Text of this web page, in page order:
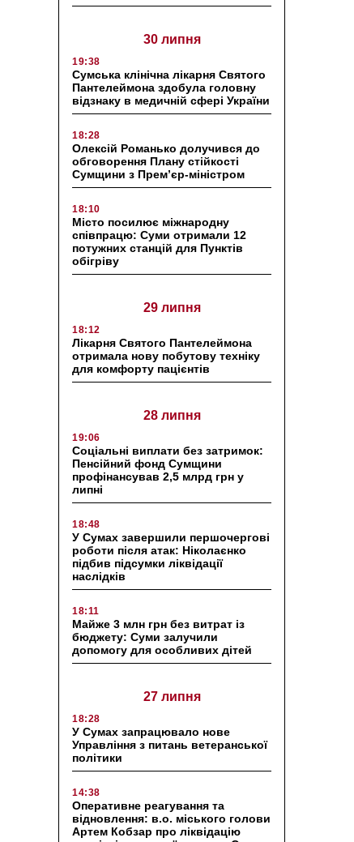
30 липня
19:38
Сумська клінічна лікарня Святого
Пантелеймона здобула головну
відзнаку в медичній сфері України
18:28
Олексій Романько долучився до
обговорення Плану стійкості
Сумщини з Прем’єр-міністром
18:10
Місто посилює міжнародну
співпрацю: Суми отримали 12
потужних станцій для Пунктів
обігріву
29 липня
18:12
Лікарня Святого Пантелеймона
отримала нову побутову техніку
для комфорту пацієнтів
28 липня
19:06
Соціальні виплати без затримок:
Пенсійний фонд Сумщини
профінансував 2,5 млрд грн у
липні
18:48
У Сумах завершили першочергові
роботи після атак: Ніколаєнко
підбив підсумки ліквідації
наслідків
18:11
Майже 3 млн грн без витрат із
бюджету: Суми залучили
допомогу для особливих дітей
27 липня
18:28
У Сумах запрацювало нове
Управління з питань ветеранської
політики
14:38
Оперативне реагування та
відновлення: в.о. міського голови
Артем Кобзар про ліквідацію